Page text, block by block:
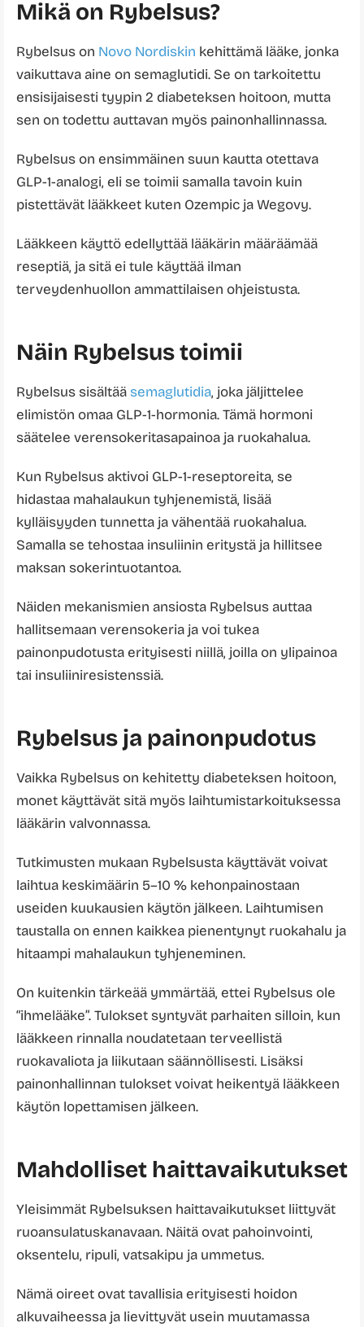
Mikä on Rybelsus?
Rybelsus on Novo Nordiskin kehittämä lääke, jonka
vaikuttava aine on semaglutidi. Se on tarkoitettu
ensisijaisesti tyypin 2 diabeteksen hoitoon, mutta
sen on todettu auttavan myös painonhallinnassa.
Rybelsus on ensimmäinen suun kautta otettava
GLP-1-analogi, eli se toimii samalla tavoin kuin
pistettävät lääkkeet kuten Ozempic ja Wegovy.
Lääkkeen käyttö edellyttää lääkärin määräämää
reseptiä, ja sitä ei tule käyttää ilman
terveydenhuollon ammattilaisen ohjeistusta.
Näin Rybelsus toimii
Rybelsus sisältää semaglutidia, joka jäljittelee
elimistön omaa GLP-1-hormonia. Tämä hormoni
säätelee verensokeritasapainoa ja ruokahalua.
Kun Rybelsus aktivoi GLP-1-reseptoreita, se
hidastaa mahalaukun tyhjenemistä, lisää
kylläisyyden tunnetta ja vähentää ruokahalua.
Samalla se tehostaa insuliinin eritystä ja hillitsee
maksan sokerintuotantoa.
Näiden mekanismien ansiosta Rybelsus auttaa
hallitsemaan verensokeria ja voi tukea
painonpudotusta erityisesti niillä, joilla on ylipainoa
tai insuliiniresistenssiä.
Rybelsus ja painonpudotus
Vaikka Rybelsus on kehitetty diabeteksen hoitoon,
monet käyttävät sitä myös laihtumistarkoituksessa
lääkärin valvonnassa.
Tutkimusten mukaan Rybelsusta käyttävät voivat
laihtua keskimäärin 5–10 % kehonpainostaan
useiden kuukausien käytön jälkeen. Laihtumisen
taustalla on ennen kaikkea pienentynyt ruokahalu ja
hitaampi mahalaukun tyhjeneminen.
On kuitenkin tärkeää ymmärtää, ettei Rybelsus ole
“ihmelääke”. Tulokset syntyvät parhaiten silloin, kun
lääkkeen rinnalla noudatetaan terveellistä
ruokavaliota ja liikutaan säännöllisesti. Lisäksi
painonhallinnan tulokset voivat heikentyä lääkkeen
käytön lopettamisen jälkeen.
Mahdolliset haittavaikutukset
Yleisimmät Rybelsuksen haittavaikutukset liittyvät
ruoansulatuskanavaan. Näitä ovat pahoinvointi,
oksentelu, ripuli, vatsakipu ja ummetus.
Nämä oireet ovat tavallisia erityisesti hoidon
alkuvaiheessa ja lievittyvät usein muutamassa